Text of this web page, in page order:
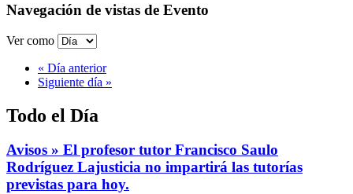
Navegación de vistas de Evento
Ver como
« Día anterior
Siguiente día »
Todo el Día
Avisos » El profesor tutor Francisco Saulo
Rodríguez Lajusticia no impartirá las tutorías
previstas para hoy.